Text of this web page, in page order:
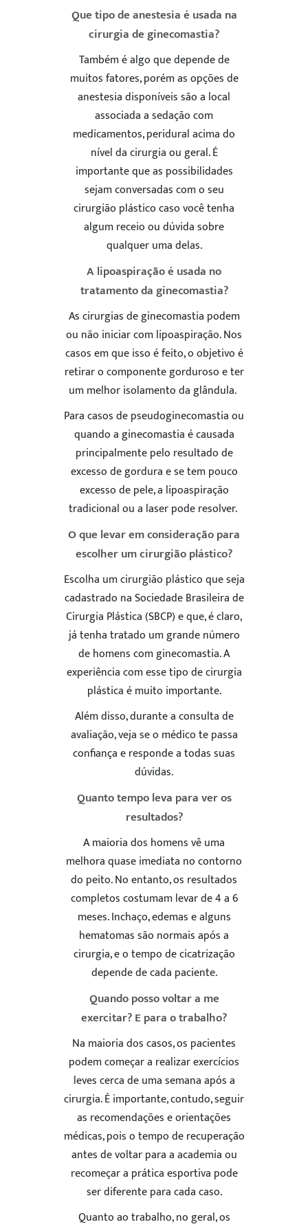
Que tipo de anestesia é usada na
cirurgia de ginecomastia?
Também é algo que depende de
muitos fatores, porém as opções de
anestesia disponíveis são a local
associada a sedação com
medicamentos, peridural acima do
nível da cirurgia ou geral. É
importante que as possibilidades
sejam conversadas com o seu
cirurgião plástico caso você tenha
algum receio ou dúvida sobre
qualquer uma delas.
A lipoaspiração é usada no
tratamento da ginecomastia?
As cirurgias de ginecomastia podem
ou não iniciar com lipoaspiração. Nos
casos em que isso é feito, o objetivo é
retirar o componente gorduroso e ter
um melhor isolamento da glândula.
Para casos de pseudoginecomastia ou
quando a ginecomastia é causada
principalmente pelo resultado de
excesso de gordura e se tem pouco
excesso de pele, a lipoaspiração
tradicional ou a laser pode resolver.
O que levar em consideração para
escolher um cirurgião plástico?
Escolha um cirurgião plástico que seja
cadastrado na Sociedade Brasileira de
Cirurgia Plástica (SBCP) e que, é claro,
já tenha tratado um grande número
de homens com ginecomastia. A
experiência com esse tipo de cirurgia
plástica é muito importante.
Além disso, durante a consulta de
avaliação, veja se o médico te passa
confiança e responde a todas suas
dúvidas.
Quanto tempo leva para ver os
resultados?
A maioria dos homens vê uma
melhora quase imediata no contorno
do peito. No entanto, os resultados
completos costumam levar de 4 a 6
meses. Inchaço, edemas e alguns
hematomas são normais após a
cirurgia, e o tempo de cicatrização
depende de cada paciente.
Quando posso voltar a me
exercitar? E para o trabalho?
Na maioria dos casos, os pacientes
podem começar a realizar exercícios
leves cerca de uma semana após a
cirurgia. É importante, contudo, seguir
as recomendações e orientações
médicas, pois o tempo de recuperação
antes de voltar para a academia ou
recomeçar a prática esportiva pode
ser diferente para cada caso.
Quanto ao trabalho, no geral, os
ENVIAR
5